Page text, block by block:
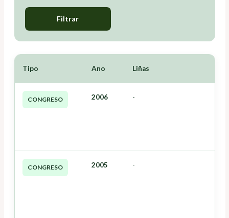
Filtrar
Tipo Ano Liñas
CONGRESO 2006 -
CONGRESO 2005 -